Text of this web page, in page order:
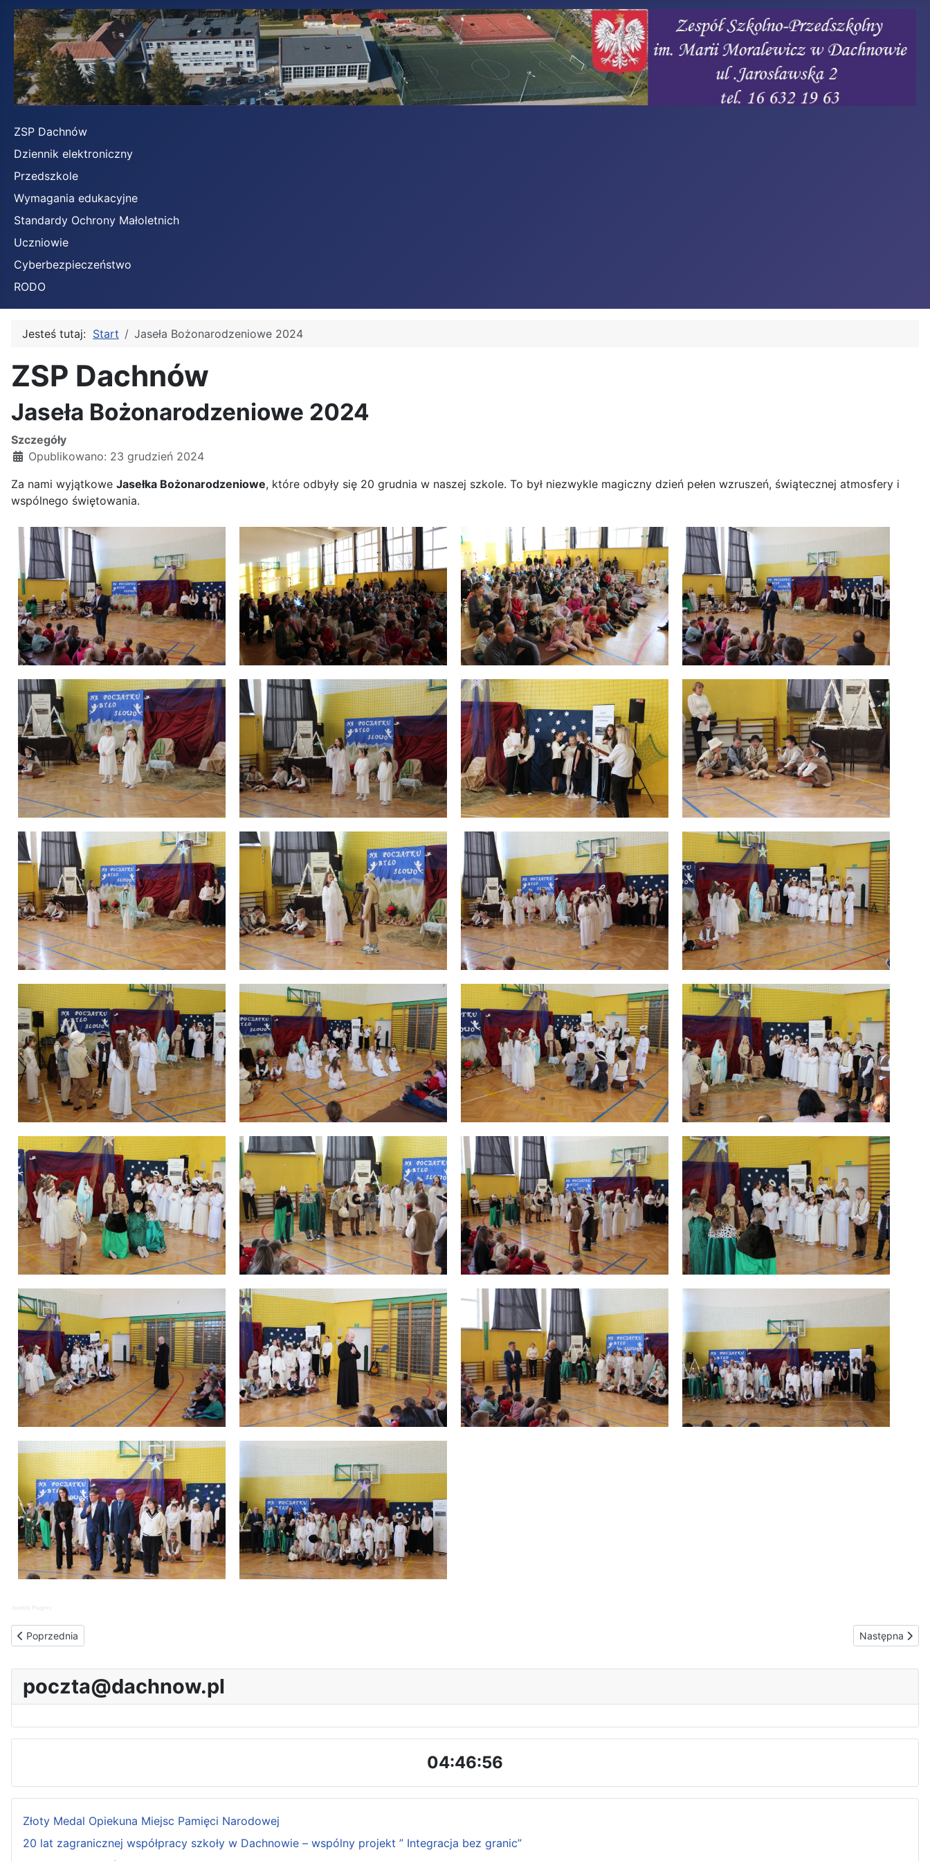
ZSP Dachnów
Dziennik elektroniczny
Przedszkole
Wymagania edukacyjne
Standardy Ochrony Małoletnich
Uczniowie
Cyberbezpieczeństwo
RODO
Jesteś tutaj: Start Jaseła Bożonarodzeniowe 2024
ZSP Dachnów
Jaseła Bożonarodzeniowe 2024
Szczegóły
Opublikowano: 23 grudzień 2024
Za nami wyjątkowe Jasełka Bożonarodzeniowe, które odbyły się 20 grudnia w naszej szkole. To był niezwykle magiczny dzień pełen wzruszeń, świątecznej atmosfery i
wspólnego świętowania.
Joomla Plugins
Poprzednia strona: Wigilia Szkolna 2024
Poprzednia Następna
Następna
poczta@dachnow.pl
04:46:57
Złoty Medal Opiekuna Miejsc Pamięci Narodowej
20 lat zagranicznej współpracy szkoły w Dachnowie – wspólny projekt ” Integracja bez granic”